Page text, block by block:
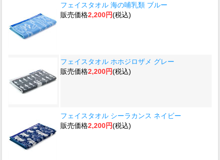
フェイスタオル 海の哺乳類 ブルー
販売価格2,200円(税込)
フェイスタオル ホホジロザメ グレー
販売価格2,200円(税込)
フェイスタオル シーラカンス ネイビー
販売価格2,200円(税込)